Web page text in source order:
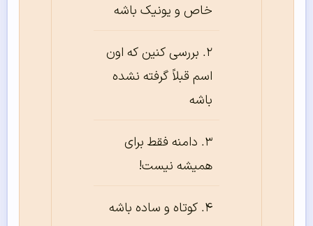
خاص و یونیک باشه
بررسی کنین که اون
اسم قبلاً گرفته نشده
باشه
دامنه فقط برای
همیشه نیست!
کوتاه و ساده باشه